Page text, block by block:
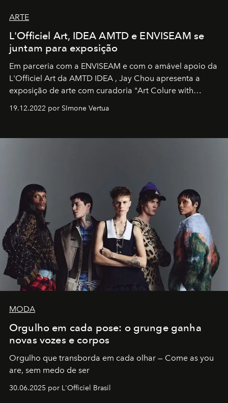
ARTE
L'Officiel Art, IDEA AMTD e ENVISEAM se
juntam para exposição
Em parceria com a ENVISEAM e com o amável apoio da
L'Officiel Art da AMTD IDEA , Jay Chou apresenta a
exposição de arte com curadoria "Art Colure with
19.12.2022 por SImone Vertua
MODA
Orgulho em cada pose: o grunge ganha
novas vozes e corpos
Orgulho que transborda em cada olhar — Come as you
are, sem medo de ser
30.06.2025 por L'Officiel Brasil